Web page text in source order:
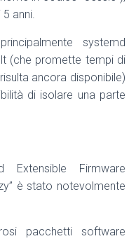
anni.
systemd
(che promette tempi di
ancora disponibile)
di isolare una parte
Extensible Firmware
è stato notevolmente
pacchetti software